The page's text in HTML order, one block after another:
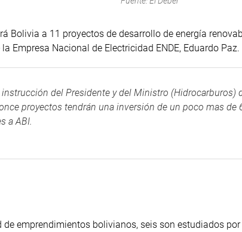
Bolivia a 11 proyectos de desarrollo de energía
Empresa Nacional de Electricidad ENDE, Eduardo Paz.
del Presidente y del Ministro (Hidrocarburos)
proyectos tendrán una inversión de un poco mas
a ABI.
de emprendimientos bolivianos, seis son estudiados por